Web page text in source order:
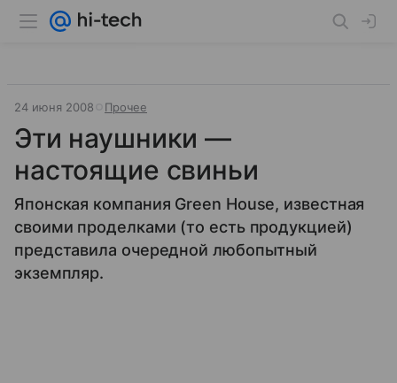
24 июня 2008 Прочее
Эти наушники —
настоящие свиньи
Японская компания Green House, известная
своими проделками (то есть продукцией)
представила очередной любопытный
экземпляр.